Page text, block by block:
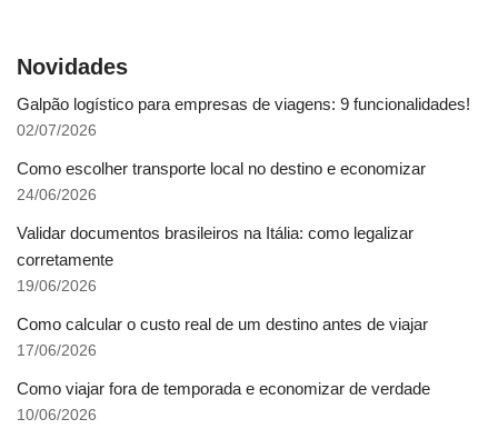
Novidades
Galpão logístico para empresas de viagens: 9 funcionalidades!
02/07/2026
Como escolher transporte local no destino e economizar
24/06/2026
Validar documentos brasileiros na Itália: como legalizar
corretamente
19/06/2026
Como calcular o custo real de um destino antes de viajar
17/06/2026
Como viajar fora de temporada e economizar de verdade
10/06/2026